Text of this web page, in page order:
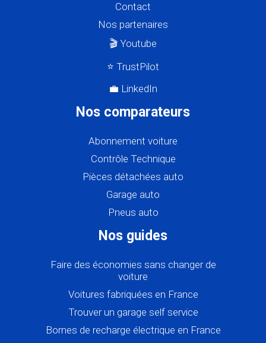
Contact
Nos partenaires
🎬 Youtube
⭐ TrustPilot
💼 LinkedIn
Nos comparateurs
Abonnement voiture
Contrôle Technique
Pièces détachées auto
Garage auto
Pneus auto
Nos guides
Faire des économies sans changer de
voiture
Voitures fabriquées en France
Trouver un garage self service
Bornes de recharge électrique en France